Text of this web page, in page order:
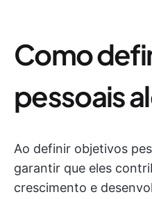
Como
pessoais
Ao definir objetivos
garantir que eles
crescimento e